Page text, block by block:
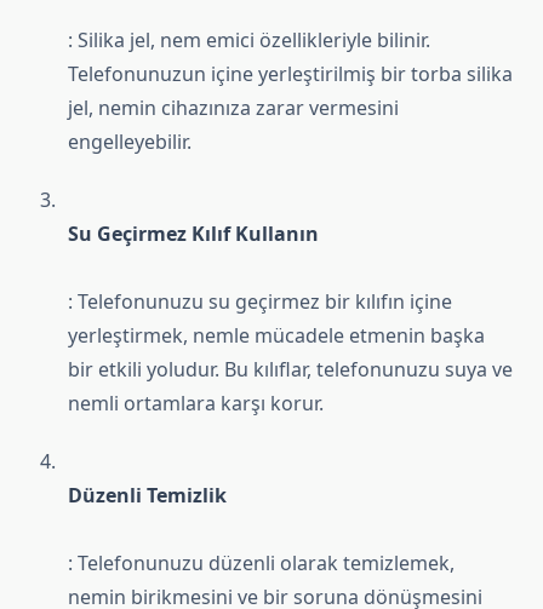
: Silika jel, nem emici özellikleriyle bilinir.
Telefonunuzun içine yerleştirilmiş bir torba silika
jel, nemin cihazınıza zarar vermesini
engelleyebilir.
Su Geçirmez Kılıf Kullanın
: Telefonunuzu su geçirmez bir kılıfın içine
yerleştirmek, nemle mücadele etmenin başka
bir etkili yoludur. Bu kılıflar, telefonunuzu suya ve
nemli ortamlara karşı korur.
Düzenli Temizlik
: Telefonunuzu düzenli olarak temizlemek,
nemin birikmesini ve bir soruna dönüşmesini